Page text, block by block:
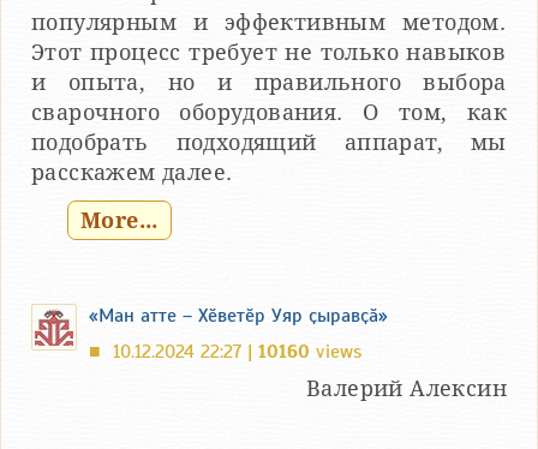
популярным и эффективным методом.
Этот процесс требует не только навыков
и опыта, но и правильного выбора
сварочного оборудования. О том, как
подобрать подходящий аппарат, мы
расскажем далее.
More...
«Ман атте – Хӗветӗр Уяр ҫыравҫӑ»
■ 10.12.2024 22:27 | 10160 views
Валерий Алексин